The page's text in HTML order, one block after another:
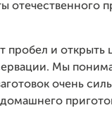
пробел и открыть
Мы
очень